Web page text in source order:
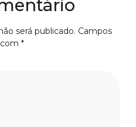
será publicado. Campos
*